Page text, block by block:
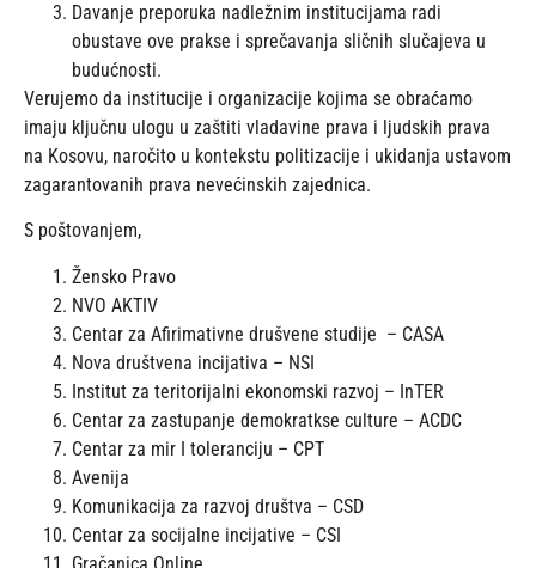
Davanje preporuka nadležnim institucijama radi
obustave ove prakse i sprečavanja sličnih slučajeva u
budućnosti.
Verujemo da institucije i organizacije kojima se obraćamo
imaju ključnu ulogu u zaštiti vladavine prava i ljudskih prava
na Kosovu, naročito u kontekstu politizacije i ukidanja ustavom
zagarantovanih prava nevećinskih zajednica.
S poštovanjem,
Žensko Pravo
NVO AKTIV
Centar za Afirimativne drušvene studije – CASA
Nova društvena incijativa – NSI
Institut za teritorijalni ekonomski razvoj – InTER
Centar za zastupanje demokratkse culture – ACDC
Centar za mir I toleranciju – CPT
Avenija
Komunikacija za razvoj društva – CSD
Centar za socijalne incijative – CSI